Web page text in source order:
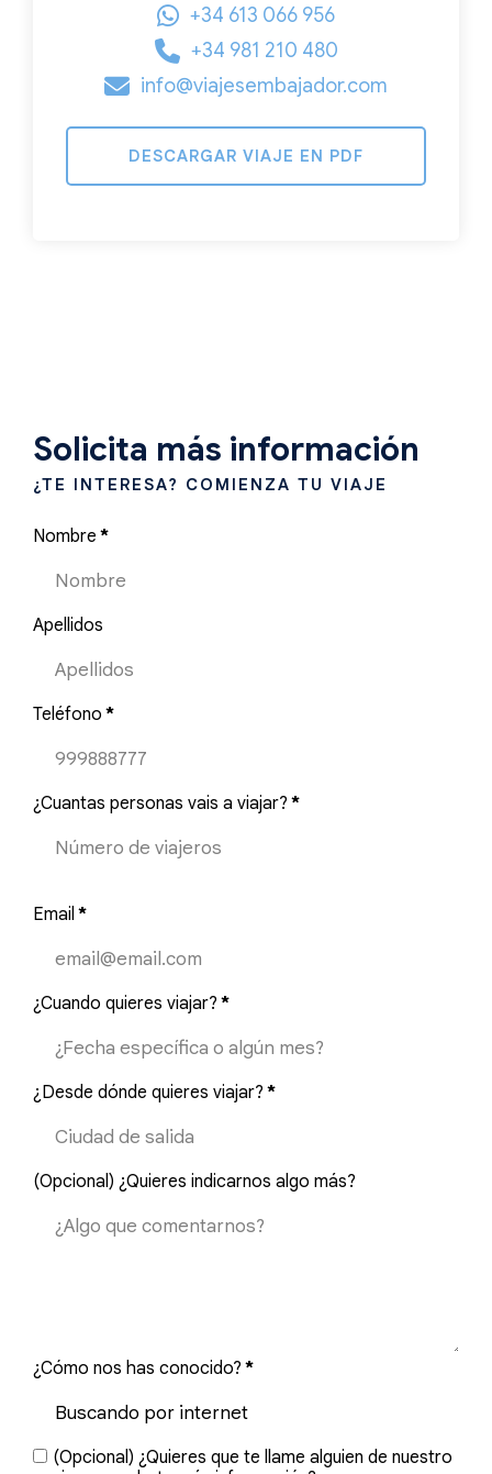
+34 613 066 956
+34 981 210 480
info@viajesembajador.com
DESCARGAR VIAJE EN PDF
Solicita más información
¿TE INTERESA? COMIENZA TU VIAJE
Nombre *
Apellidos
Teléfono *
¿Cuantas personas vais a viajar? *
Email *
¿Cuando quieres viajar? *
¿Desde dónde quieres viajar? *
(Opcional) ¿Quieres indicarnos algo más?
¿Cómo nos has conocido? *
(Opcional) ¿Quieres que te llame alguien de nuestro